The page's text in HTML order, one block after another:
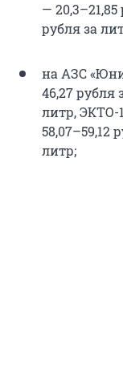
—
рубля за
на АЗС
46,27 рубля
литр, ЭКТО-
58,07–59,12
литр;